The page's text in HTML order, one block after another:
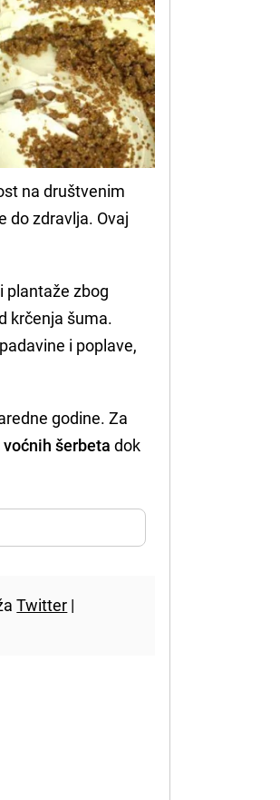
na društvenim
do zdravlja. Ovaj
plantaže zbog
krčenja šuma.
i poplave,
godine. Za
šerbeta dok
Twitter |